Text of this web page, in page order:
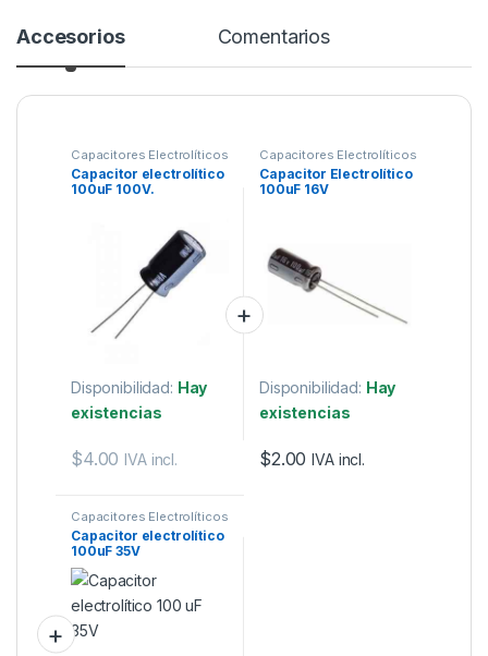
Accesorios Comentarios
Capacitores Electrolíticos
Capacitor electrolítico
100uF 100V.
Disponibilidad: Hay
existencias
$4.00 IVA incl.
Capacitores Electrolíticos
Capacitor Electrolítico
100uF 16V
Disponibilidad: Hay
existencias
$2.00 IVA incl.
Capacitores Electrolíticos
Capacitor electrolítico
100uF 35V